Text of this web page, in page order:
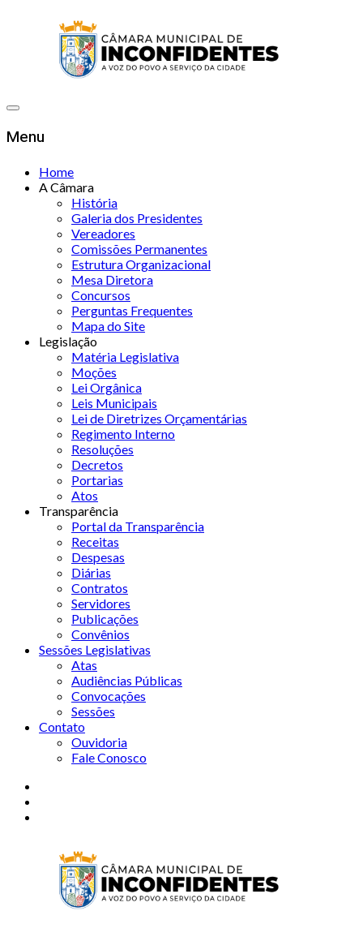
Menu
Home
A Câmara
História
Galeria dos Presidentes
Vereadores
Comissões Permanentes
Estrutura Organizacional
Mesa Diretora
Concursos
Perguntas Frequentes
Mapa do Site
Legislação
Matéria Legislativa
Moções
Lei Orgânica
Leis Municipais
Lei de Diretrizes Orçamentárias
Regimento Interno
Resoluções
Decretos
Portarias
Atos
Transparência
Portal da Transparência
Receitas
Despesas
Diárias
Contratos
Servidores
Publicações
Convênios
Sessões Legislativas
Atas
Audiências Públicas
Convocações
Sessões
Contato
Ouvidoria
Fale Conosco